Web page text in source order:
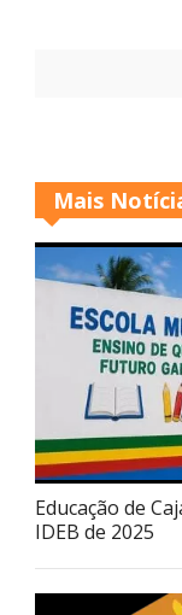
Mais
Educação de
IDEB de 2025